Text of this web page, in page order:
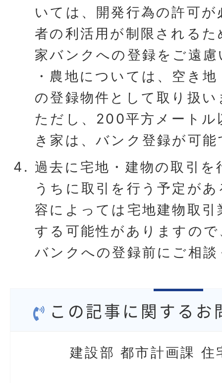
いては、開発行為の許可
者の利活用が制限される
家バンクへの登録をご遠
・農地については、空き
の登録物件として取り扱
ただし、200平方メートル
き家は、バンク登録が可
過去に宅地・建物の取引
うちに取引を行う予定が
容によっては宅地建物取
する可能性がありますの
バンクへの登録前にご相
この記事に関するお
建設部 都市計画課 住